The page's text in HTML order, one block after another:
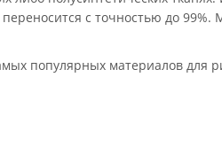
с точностью до
популярных материалов для